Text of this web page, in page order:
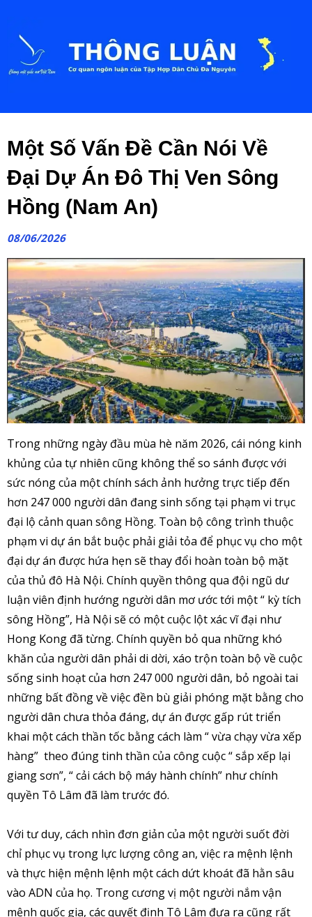
Một Số Vấn Đề Cần Nói Về
Đại Dự Án Đô Thị Ven Sông
Hồng (Nam An)
08/06/2026
Trong những ngày đầu mùa hè năm 2026, cái nóng kinh
khủng của tự nhiên cũng không thể so sánh được với
sức nóng của một chính sách ảnh hưởng trực tiếp đến
hơn 247 000 người dân đang sinh sống tại phạm vi trục
đại lộ cảnh quan sông Hồng. Toàn bộ công trình thuộc
phạm vi dự án bắt buộc phải giải tỏa để phục vụ cho một
đại dự án được hứa hẹn sẽ thay đổi hoàn toàn bộ mặt
của thủ đô Hà Nội. Chính quyền thông qua đội ngũ dư
luận viên định hướng người dân mơ ước tới một “ kỳ tích
sông Hồng”, Hà Nội sẽ có một cuộc lột xác vĩ đại như
Hong Kong đã từng. Chính quyền bỏ qua những khó
khăn của người dân phải di dời, xáo trộn toàn bộ về cuộc
sống sinh hoạt của hơn 247 000 người dân, bỏ ngoài tai
những bất đồng về việc đền bù giải phóng mặt bằng cho
người dân chưa thỏa đáng, dự án được gấp rút triển
khai một cách thần tốc bằng cách làm “ vừa chạy vừa xếp
hàng” theo đúng tinh thần của công cuộc “ sắp xếp lại
giang sơn”, “ cải cách bộ máy hành chính” như chính
quyền Tô Lâm đã làm trước đó.
Với tư duy, cách nhìn đơn giản của một người suốt đời
chỉ phục vụ trong lực lượng công an, việc ra mệnh lệnh
và thực hiện mệnh lệnh một cách dứt khoát đã hằn sâu
vào ADN của họ. Trong cương vị một người nắm vận
mệnh quốc gia, các quyết định Tô Lâm đưa ra cũng rất